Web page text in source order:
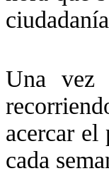
Una vez
acercar el
cada